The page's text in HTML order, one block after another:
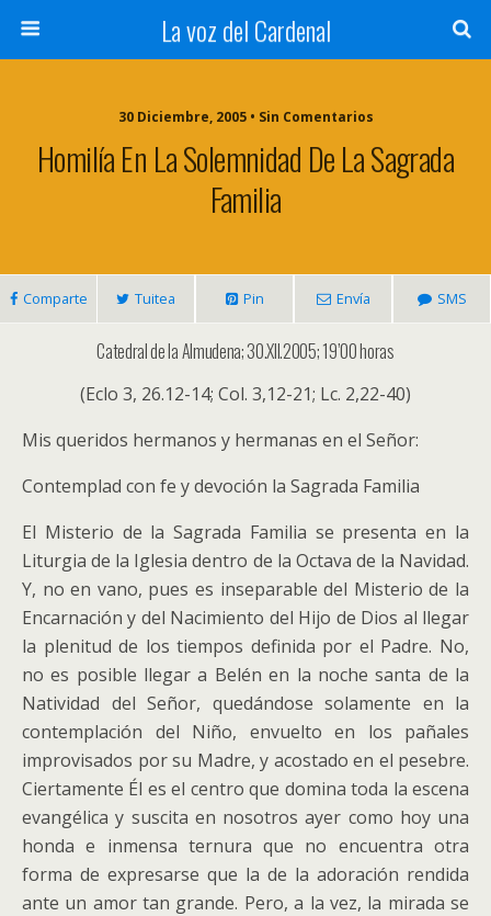
La voz del Cardenal
30 Diciembre, 2005 • Sin Comentarios
Homilía En La Solemnidad De La Sagrada
Familia
Comparte Tuitea Pin Envía SMS
Catedral de la Almudena; 30.XII.2005; 19’00 horas
(Eclo 3, 26.12-14; Col. 3,12-21; Lc. 2,22-40)
Mis queridos hermanos y hermanas en el Señor:
Contemplad con fe y devoción la Sagrada Familia
El Misterio de la Sagrada Familia se presenta en la
Liturgia de la Iglesia dentro de la Octava de la Navidad.
Y, no en vano, pues es inseparable del Misterio de la
Encarnación y del Nacimiento del Hijo de Dios al llegar
la plenitud de los tiempos definida por el Padre. No,
no es posible llegar a Belén en la noche santa de la
Natividad del Señor, quedándose solamente en la
contemplación del Niño, envuelto en los pañales
improvisados por su Madre, y acostado en el pesebre.
Ciertamente Él es el centro que domina toda la escena
evangélica y suscita en nosotros ayer como hoy una
honda e inmensa ternura que no encuentra otra
forma de expresarse que la de la adoración rendida
ante un amor tan grande. Pero, a la vez, la mirada se